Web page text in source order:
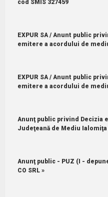
cod SMIS 327459
EXPUR SA / Anunt public
emitere a acordului de
EXPUR SA / Anunt public
emitere a acordului de
Anunţ public privind Decizia
Judeţeană de Mediu Ialomiţa
Anunţ public - PUZ (I -
CO SRL »